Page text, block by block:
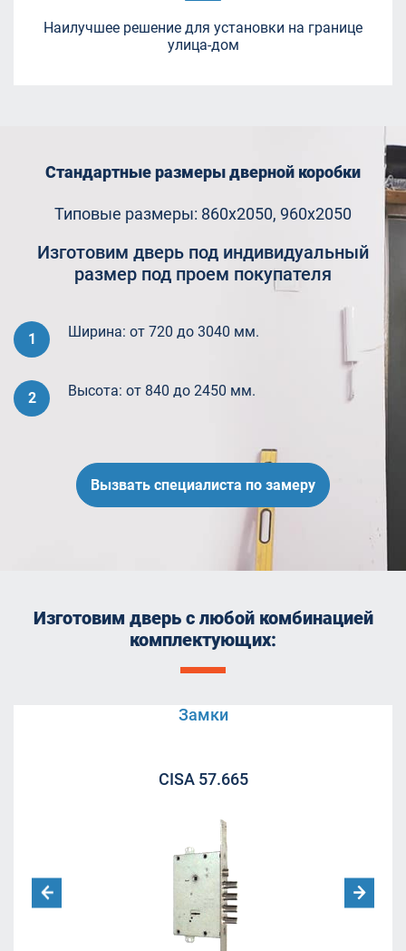
Наилучшее решение для установки на границе
улица-дом
Стандартные размеры дверной коробки
Типовые размеры: 860х2050, 960х2050
Изготовим дверь под индивидуальный
размер под проем покупателя
1 Ширина: от 720 до 3040 мм.
2 Высота: от 840 до 2450 мм.
Вызвать специалиста по замеру
Изготовим дверь с любой комбинацией
комплектующих:
Замки
CISA 57.665